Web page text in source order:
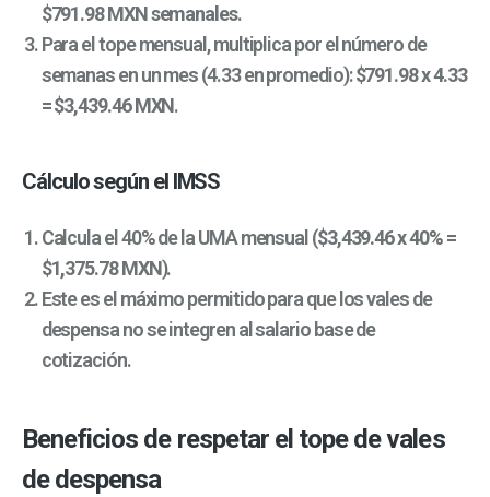
$791.98 MXN semanales.
Para el tope mensual, multiplica por el número de
semanas en un mes (4.33 en promedio):$791.98 x 4.33
= $3,439.46 MXN.
Cálculo según el IMSS
Calcula el 40% de la UMA mensual ($3,439.46 x 40% =
$1,375.78 MXN).
Este es el máximo permitido para que los vales de
despensa no se integren al salario base de
cotización.
Beneficios de respetar el tope de vales
de despensa